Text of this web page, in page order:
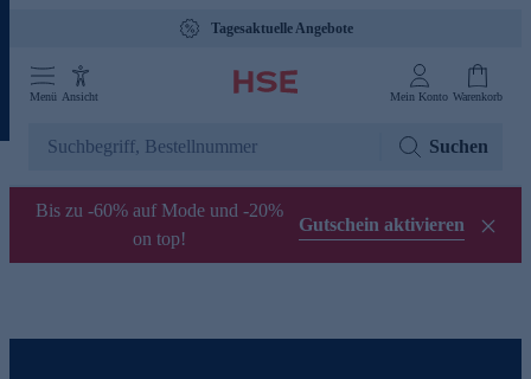
Tagesaktuelle Angebote
Menü Ansicht Mein Konto Warenkorb
Suchen
Bis zu -60% auf Mode und -20%
on top!
Gutschein aktivieren